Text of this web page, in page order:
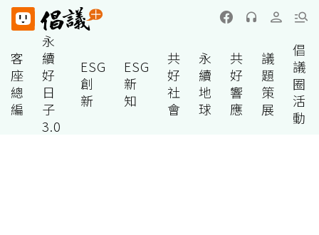
客
座
總
編
永
續
好
日
子
3.0
ESG
創
新
ESG
新
知
共
好
社
會
永
續
地
球
共
好
響
應
議
題
策
展
倡
議
圈
活
動